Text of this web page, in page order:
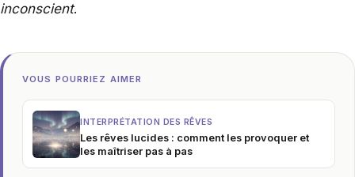
inconscient.
VOUS POURRIEZ AIMER
INTERPRÉTATION DES RÊVES
Les rêves lucides : comment les provoquer et
les maîtriser pas à pas